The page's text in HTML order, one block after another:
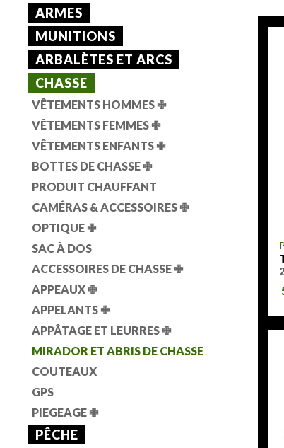
ARMES
MUNITIONS
ARBALÈTES ET ARCS
CHASSE
VÊTEMENTS HOMMES ✙
VÊTEMENTS FEMMES ✙
VÊTEMENTS ENFANTS ✙
BOTTES DE CHASSE ✙
PRODUIT CHAUFFANT
CAMÉRAS & ACCESSOIRES ✙
OPTIQUE ✙
SAC À DOS
ACCESSOIRES DE CHASSE ✙
APPEAUX ✙
APPELANTS ✙
APPÂTAGE ET LEURRES ✙
MIRADOR ET ABRIS DE CHASSE
COUTEAUX
GPS
PIEGEAGE ✙
PÊCHE